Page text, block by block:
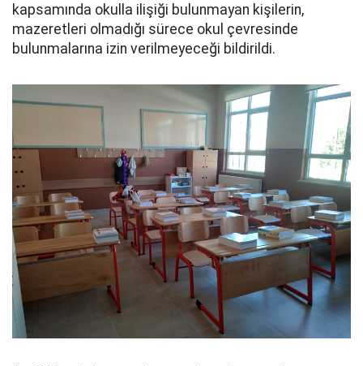
kapsamında okulla ilişiği bulunmayan kişilerin,
mazeretleri olmadığı sürece okul çevresinde
bulunmalarına izin verilmeyeceği bildirildi.